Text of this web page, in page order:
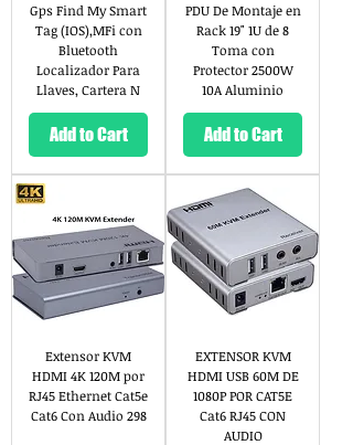
Gps Find My Smart
Tag (IOS),MFi con
Bluetooth
Localizador Para
Llaves, Cartera N
Add to Cart
PDU De Montaje en
Rack 19" 1U de 8
Toma con
Protector 2500W
10A Aluminio
Add to Cart
Extensor KVM
HDMI 4K 120M por
RJ45 Ethernet Cat5e
Cat6 Con Audio 298
EXTENSOR KVM
HDMI USB 60M DE
1080P POR CAT5E
Cat6 RJ45 CON
AUDIO